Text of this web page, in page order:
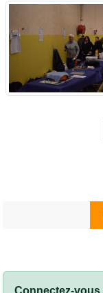
Connectez-vous